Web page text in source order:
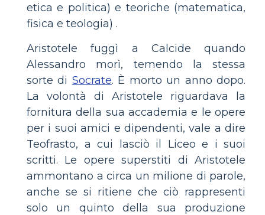
etica e politica) e teoriche (matematica,
fisica e teologia) .
Aristotele fuggì a Calcide quando
Alessandro morì, temendo la stessa
sorte di Socrate. È morto un anno dopo.
La volontà di Aristotele riguardava la
fornitura della sua accademia e le opere
per i suoi amici e dipendenti, vale a dire
Teofrasto, a cui lasciò il Liceo e i suoi
scritti. Le opere superstiti di Aristotele
ammontano a circa un milione di parole,
anche se si ritiene che ciò rappresenti
solo un quinto della sua produzione